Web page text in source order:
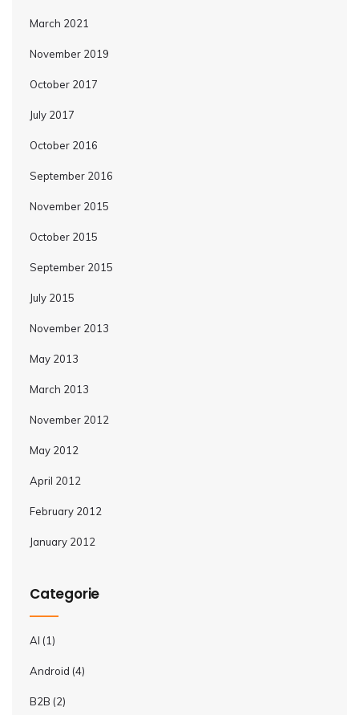
March 2021
November 2019
October 2017
July 2017
October 2016
September 2016
November 2015
October 2015
September 2015
July 2015
November 2013
May 2013
March 2013
November 2012
May 2012
April 2012
February 2012
January 2012
Categorie
AI (1)
Android (4)
B2B (2)